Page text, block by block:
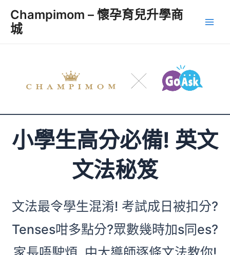
Champimom – 懷孕育兒升學商
城
小學生高分必備! 英文
文法秘笈
文法最令學生混淆! 考試成日被扣分?
Tenses咁多點分?眾數幾時加s同es?